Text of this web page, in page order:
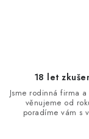
18 let
Jsme rodinná firma
věnujeme od
poradíme vám s